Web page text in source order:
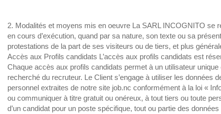
2. Modalités et moyens mis en oeuvre La SARL INCOGNITO se
en cours d’exécution, quand par sa nature, son texte ou sa
protestations de la part de ses visiteurs ou de tiers, et plus
Accès aux Profils candidats L’accès aux profils candidats est
Chaque accès aux profils candidats permet à un utilisateur
recherché du recruteur. Le Client s’engage à utiliser les
personnel extraites de notre site job.nc conformément à la loi «
ou communiquer à titre gratuit ou onéreux, à tout tiers ou toute
d’un candidat pour un poste spécifique, tout ou partie des